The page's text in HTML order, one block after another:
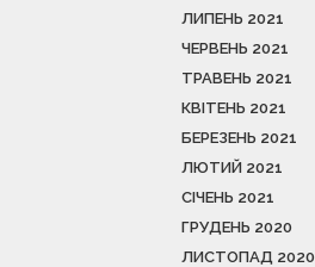
ЛИПЕНЬ 2021
ЧЕРВЕНЬ 2021
ТРАВЕНЬ 2021
КВІТЕНЬ 2021
БЕРЕЗЕНЬ 2021
ЛЮТИЙ 2021
СІЧЕНЬ 2021
ГРУДЕНЬ 2020
ЛИСТОПАД 2020